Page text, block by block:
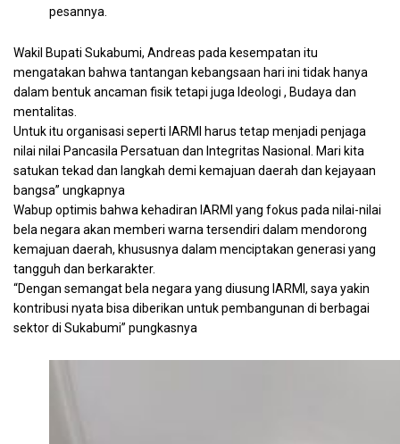
pesannya.
Wakil Bupati Sukabumi, Andreas pada kesempatan itu
mengatakan bahwa tantangan kebangsaan hari ini tidak hanya
dalam bentuk ancaman fisik tetapi juga Ideologi , Budaya dan
mentalitas.
Untuk itu organisasi seperti IARMI harus tetap menjadi penjaga
nilai nilai Pancasila Persatuan dan Integritas Nasional. Mari kita
satukan tekad dan langkah demi kemajuan daerah dan kejayaan
bangsa” ungkapnya
Wabup optimis bahwa kehadiran IARMI yang fokus pada nilai-nilai
bela negara akan memberi warna tersendiri dalam mendorong
kemajuan daerah, khususnya dalam menciptakan generasi yang
tangguh dan berkarakter.
“Dengan semangat bela negara yang diusung IARMI, saya yakin
kontribusi nyata bisa diberikan untuk pembangunan di berbagai
sektor di Sukabumi” pungkasnya